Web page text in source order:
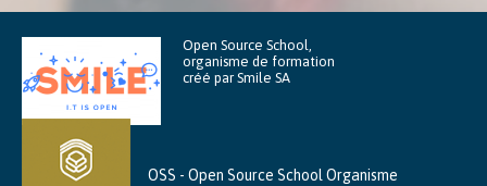
Open Source School,
organisme de formation
créé par Smile SA
OSS - Open Source School Organisme